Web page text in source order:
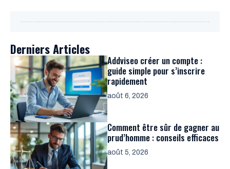
Derniers Articles
Addviseo créer un compte :
guide simple pour s’inscrire
rapidement
août 6, 2026
Comment être sûr de gagner au
prud’homme : conseils efficaces
août 5, 2026